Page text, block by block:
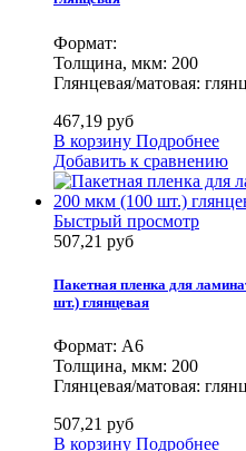
Формат:
Толщина, мкм: 200
Глянцевая/матовая:
467,19 руб
В корзину Подробнее
Добавить к сравнению
Быстрый просмотр
507,21 руб
Пакетная пленка для
шт.) глянцевая
Формат: А6
Толщина, мкм: 200
Глянцевая/матовая:
507,21 руб
В корзину Подробнее